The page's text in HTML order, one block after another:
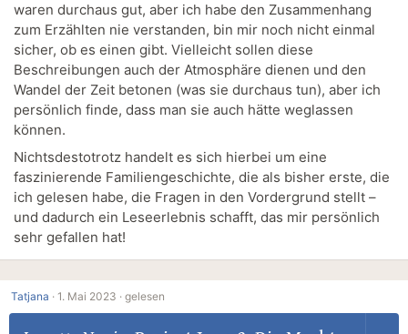
waren durchaus gut, aber ich habe den Zusammenhang
zum Erzählten nie verstanden, bin mir noch nicht einmal
sicher, ob es einen gibt. Vielleicht sollen diese
Beschreibungen auch der Atmosphäre dienen und den
Wandel der Zeit betonen (was sie durchaus tun), aber ich
persönlich finde, dass man sie auch hätte weglassen
können.
Nichtsdestotrotz handelt es sich hierbei um eine
faszinierende Familiengeschichte, die als bisher erste, die
ich gelesen habe, die Fragen in den Vordergrund stellt –
und dadurch ein Leseerlebnis schafft, das mir persönlich
sehr gefallen hat!
Tatjana · 1. Mai 2023 · gelesen